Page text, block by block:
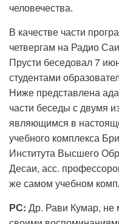
человечества.
В качестве части
четвергам на Радио
Прусти беседовал 7
студентами
Ниже представлена
части беседы с двумя
являющимся в
учебного комплекса
Института Высшего
Десаи, асс.
же самом учебном
РС: Др. Рави Кумар, не